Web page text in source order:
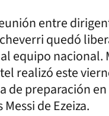
entre
quedó
equipo nacional.
realizó este
de preparación
de Ezeiza.